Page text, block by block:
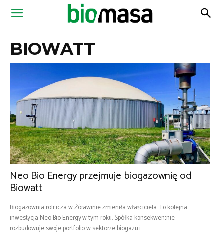
Magazyn
BIOWATT
Neo Bio Energy przejmuje biogazownię od
Biowatt
Biogazownia rolnicza w Żórawinie zmieniła właściciela. To kolejna
inwestycja Neo Bio Energy w tym roku. Spółka konsekwentnie
rozbudowuje swoje portfolio w sektorze biogazu i...